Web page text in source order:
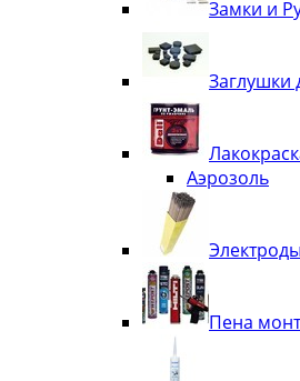
Замки и
Заглушки
Аэрозоль
Электроды
Пена